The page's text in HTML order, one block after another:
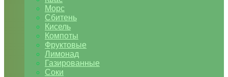
Морс
Сбитень
Кисель
Компоты
Фруктовые
Лимонад
Газированные
Соки